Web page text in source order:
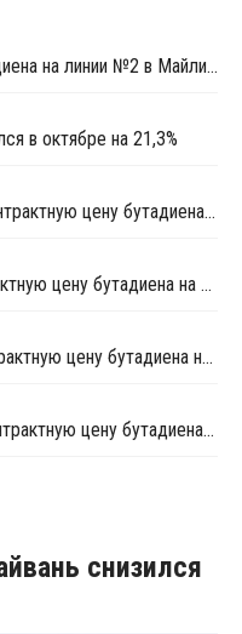
FPCC закрыла производство бутадиена на линии №2 в Майлиао на ремонт
в октябре на 21,3%
Formosa подняла августовскую контрактную цену бутадиена на USD165 за тонну
Formosa подняла июньскую контрактную цену бутадиена на USD195 за тонну
Formosa снизила апрельскую контрактную цену бутадиена на USD85 за тонну
Formosa повысила мартовскую контрактную цену бутадиена на USD255 за тонну
снизился